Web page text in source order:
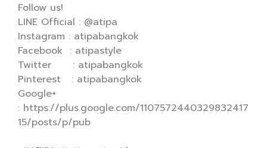
Follow us!
LINE Official : @atipa
Instagram : atipabangkok
Facebook : atipastyle
Twitter : atipabangkok
Pinterest : atipabangkok
Google+
: https://plus.google.com/1107572440329832417
15/posts/p/pub